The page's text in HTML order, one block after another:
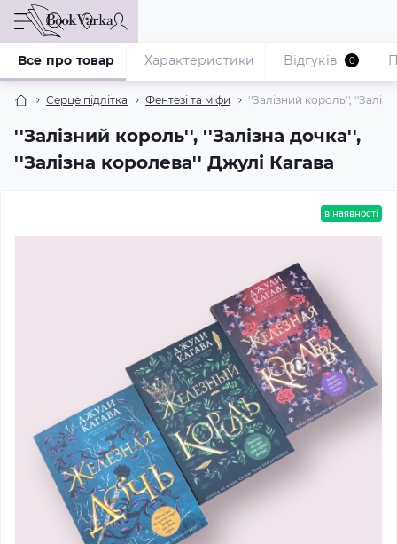
Серце підлітка Фентезі та міфи ''Залізний король'',
''Залізний король'', ''Залізна дочка'',
''Залізна королева'' Джулі Кагава
Все про товар Характеристики Відгуків 0
в наявності